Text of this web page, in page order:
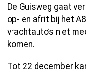
De Guisweg gaat
op- en afrit bij het
vrachtauto’s niet
komen.
Tot 22 december